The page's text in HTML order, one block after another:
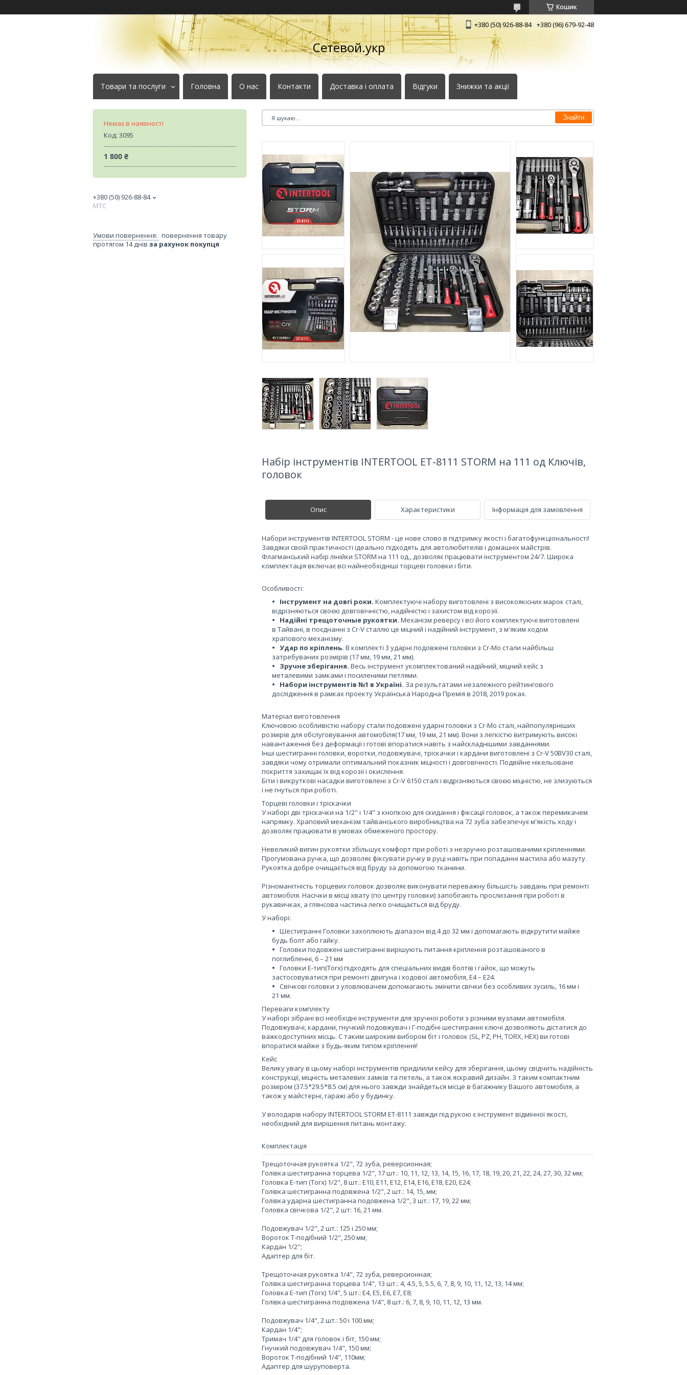
Кошик
+380 (50) 926-88-84 +380 (96) 679-92-48
Сетевой.укр
Товари та послуги Головна О нас Контакти Доставка і оплата Відгуки Знижки та акції
Знайти
Набір інструментів INTERTOOL ET-8111 STORM на 111 од Ключів,
головок
Опис Характеристики Інформація для замовлення
Набори інструментів INTERTOOL STORM - це нове слово в підтримку якості і багатофункціональності!
Завдяки своїй практичності ідеально підходять для автолюбителів і домашніх майстрів.
Флагманський набір лінійки STORM на 111 од., дозволяє працювати інструментом 24/7. Широка
комплектація включає всі найнеобхідніші торцеві головки і біти.
Особливості:
Інструмент на довгі роки. Комплектуючі набору виготовлені з високоякісних марок сталі,
відрізняються своєю довговічністю, надійністю і захистом від корозії.
Надійні трещоточные рукоятки. Механізм реверсу і всі його комплектуючі виготовлені
в Тайвані, в поєднанні з Cr-V сталлю це міцний і надійний інструмент, з м'яким ходом
храпового механізму.
Удар по кріплень. В комплекті 3 ударні подовжені головки з Сг-Mo стали найбільш
затребуваних розмірів (17 мм, 19 мм, 21 мм).
Зручне зберігання. Весь інструмент укомплектований надійний, міцний кейс з
металевими замками і посиленими петлями.
Набори інструментів №1 в Україні. За результатами незалежного рейтингового
дослідження в рамках проекту Українська Народна Премія в 2018, 2019 роках.
Матеріал виготовлення
Ключовою особливістю набору стали подовжені ударні головки з Cr-Mo сталі, найпопулярніших
розмірів для обслуговування автомобіля(17 мм, 19 мм, 21 мм). Вони з легкістю витримують високі
навантаження без деформації і готові впоратися навіть з найскладнішими завданнями.
Інші шестигранні головки, воротки, подовжувачі, тріскачки і кардани виготовлені з Cr-V 50BV30 сталі,
завдяки чому отримали оптимальний показник міцності і довговічності. Подвійне нікельоване
покриття захищає їх від корозії і окислення.
Біти і викруткові насадки виготовлені з Cr-V 6150 сталі і відрізняються своєю міцністю, не злизуються
і не гнуться при роботі.
Торцеві головки і тріскачки
У наборі дві тріскачки на 1/2" і 1/4" з кнопкою для скидання і фіксації головок, а також перемикачем
напрямку. Храповий механізм тайванського виробництва на 72 зуба забезпечує м'якість ходу і
дозволяє працювати в умовах обмеженого простору.
Невеликий вигин рукоятки збільшує комфорт при роботі з незручно розташованими кріпленнями.
Прогумована ручка, що дозволяє фіксувати ручку в руці навіть при попаданні мастила або мазуту.
Рукоятка добре очищається від бруду за допомогою тканини.
Різноманітність торцевих головок дозволяє виконувати переважну більшість завдань при ремонті
автомобіля. Насічки в місці хвату (по центру головки) запобігають прослизання при роботі в
рукавичках, а глянсова частина легко очищається від бруду.
У наборі:
Шестигранні Головки захоплюють діапазон від 4 до 32 мм і допомагають відкрутити майже
будь болт або гайку.
Головки подовжені шестигранні вирішують питання кріплення розташованого в
поглибленні, 6 – 21 мм
Головки Е-тип(Torx) підходять для спеціальних видів болтів і гайок, що можуть
застосовуватися при ремонті двигуна і ходової автомобіля, E4 – E24.
Свічкові головки з уловлювачем допомагають змінити свічки без особливих зусиль, 16 мм і
21 мм.
Переваги комплекту
У наборі зібрані всі необхідні інструменти для зручної роботи з різними вузлами автомобіля.
Подовжувачі, кардани, гнучкий подовжувач і Г-подібні шестигранні ключі дозволяють дістатися до
важкодоступних місць. C таким широким вибором біт і головок (SL, PZ, PH, TORX, HEX) ви готові
впоратися майже з будь-яким типом кріплення!
Кейс
Велику увагу в цьому наборі інструментів приділили кейсу для зберігання, цьому свідчить надійність
конструкції, міцність металевих замків та петель, а також яскравий дизайн. З таким компактним
розміром (37.5*29.5*8.5 см) для нього завжди знайдеться місце в багажнику Вашого автомобіля, а
також у майстерні, гаражі або у будинку.
У володарів набору INTERTOOL STORM ET-8111 завжди під рукою є інструмент відмінної якості,
необхідний для вирішення питань монтажу.
Комплектація
Трещоточная рукоятка 1/2", 72 зуба, реверсионная;
Голівка шестигранна торцева 1/2", 17 шт.: 10, 11, 12, 13, 14, 15, 16, 17, 18, 19, 20, 21, 22, 24, 27, 30, 32 мм;
Головка E-тип (Torx) 1/2", 8 шт.: Е10, Е11, Е12, Е14, Е16, Е18, Е20, Е24;
Голівка шестигранна подовжена 1/2", 2 шт.: 14, 15, мм;
Голівка ударна шестигранна подовжена 1/2", 3 шт.: 17, 19, 22 мм;
Головка свічкова 1/2", 2 шт: 16, 21 мм.
Подовжувач 1/2", 2 шт.: 125 і 250 мм;
Вороток Т-подібний 1/2", 250 мм;
Кардан 1/2";
Адаптер для біт.
Трещоточная рукоятка 1/4", 72 зуба, реверсионная;
Голівка шестигранна торцева 1/4", 13 шт.: 4, 4.5, 5, 5.5, 6, 7, 8, 9, 10, 11, 12, 13, 14 мм;
Головка E-тип (Torx) 1/4", 5 шт.: Е4, Е5, Е6, Е7, Е8;
Голівка шестигранна подовжена 1/4", 8 шт.: 6, 7, 8, 9, 10, 11, 12, 13 мм.
Подовжувач 1/4", 2 шт.: 50 і 100 мм;
Кардан 1/4";
Тримач 1/4" для головок і біт, 150 мм;
Гнучкий подовжувач 1/4", 150 мм;
Вороток Т-подібний 1/4", 110мм;
Адаптер для шуруповерта.
Немає в наявності
Код: 3095
1 800 ₴
+380 (50) 926-88-84
МТС
повернення товару
протягом 14 днів за рахунок покупця